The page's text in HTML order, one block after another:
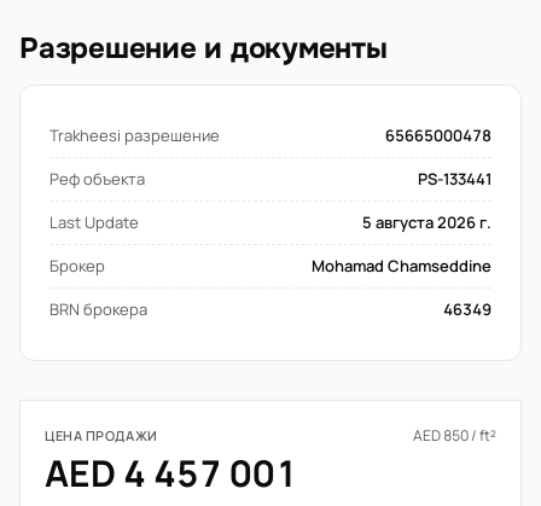
Разрешение и документы
Trakheesi разрешение
65665000478
Реф объекта
PS-133441
Last Update
5 августа 2026 г.
Брокер
Mohamad Chamseddine
BRN брокера
46349
ЦЕНА ПРОДАЖИ AED 850 / ft²
AED 4 457 001